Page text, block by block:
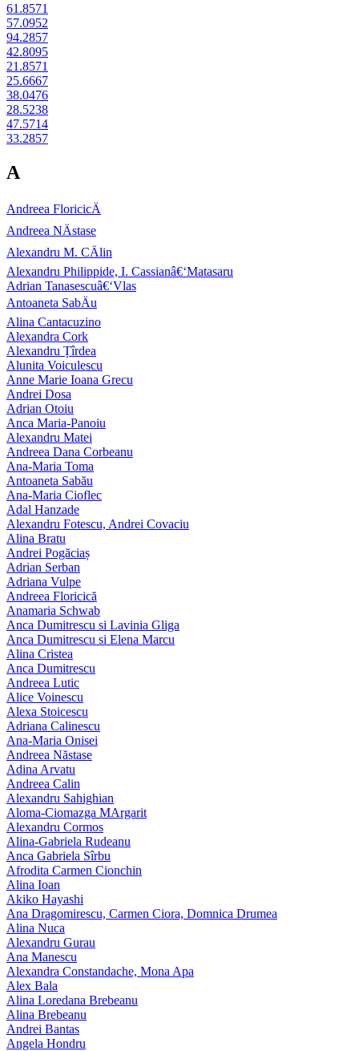
61.8571
57.0952
94.2857
42.8095
21.8571
25.6667
38.0476
28.5238
47.5714
33.2857
A
Andreea FloricicÄ
Andreea NÄstase
Alexandru M. CÄlin
Alexandru Philippide, I. Cassianâ€‘Matasaru
Adrian Tanasescuâ€‘Vlas
Antoaneta SabÄu
Alina Cantacuzino
Alexandra Cork
Alexandru Țîrdea
Alunita Voiculescu
Anne Marie Ioana Grecu
Andrei Dosa
Adrian Otoiu
Anca Maria-Panoiu
Alexandru Matei
Andreea Dana Corbeanu
Ana-Maria Toma
Antoaneta Sabău
Ana-Maria Cioflec
Adal Hanzade
Alexandru Fotescu, Andrei Covaciu
Alina Bratu
Andrei Pogăciaș
Adrian Serban
Adriana Vulpe
Andreea Floricică
Anamaria Schwab
Anca Dumitrescu si Lavinia Gliga
Anca Dumitrescu si Elena Marcu
Alina Cristea
Anca Dumitrescu
Andreea Lutic
Alice Voinescu
Alexa Stoicescu
Adriana Calinescu
Ana-Maria Onisei
Andreea Năstase
Adina Arvatu
Andreea Calin
Alexandru Sahighian
Aloma-Ciomazga MArgarit
Alexandru Cormos
Alina-Gabriela Rudeanu
Anca Gabriela Sîrbu
Afrodita Carmen Cionchin
Alina Ioan
Akiko Hayashi
Ana Dragomirescu, Carmen Ciora, Domnica Drumea
Alina Nuca
Alexandru Gurau
Ana Manescu
Alexandra Constandache, Mona Apa
Alex Bala
Alina Loredana Brebeanu
Alina Brebeanu
Andrei Bantas
Angela Hondru